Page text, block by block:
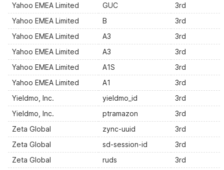
Yahoo EMEA Limited
GUC
3rd
Yahoo EMEA Limited
B
3rd
Yahoo EMEA Limited
A3
3rd
Yahoo EMEA Limited
A3
3rd
Yahoo EMEA Limited
A1S
3rd
Yahoo EMEA Limited
A1
3rd
Yieldmo, Inc.
yieldmo_id
3rd
Yieldmo, Inc.
ptramazon
3rd
Zeta Global
zync-uuid
3rd
Zeta Global
sd-session-id
3rd
Zeta Global
ruds
3rd